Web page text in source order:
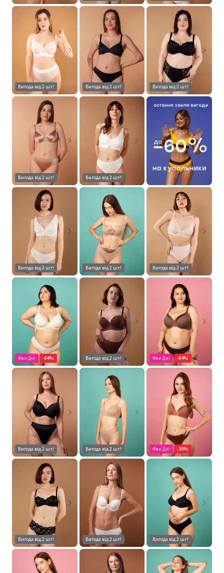
Вигода від 2 шт! Вигода від 2 шт! Вигода від 2 шт!
Вигода від 2 шт! Вигода від 2 шт!
Вигода від 2 шт! Вигода від 2 шт! Вигода від 2 шт!
Фан Дні -64% Вигода від 2 шт! Фан Дні -64%
Вигода від 2 шт! Вигода від 2 шт! Фан Дні -30%
Вигода від 2 шт! Вигода від 2 шт! Вигода від 2 шт!